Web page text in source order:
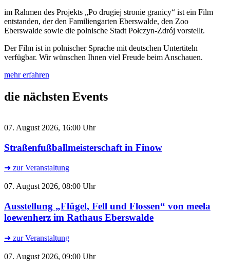
im Rahmen des Projekts „Po drugiej stronie granicy“ ist ein Film
entstanden, der den Familiengarten Eberswalde, den Zoo
Eberswalde sowie die polnische Stadt Połczyn-Zdrój vorstellt.
Der Film ist in polnischer Sprache mit deutschen Untertiteln
verfügbar. Wir wünschen Ihnen viel Freude beim Anschauen.
mehr erfahren
die nächsten Events
07. August 2026, 16:00 Uhr
Straßenfußballmeisterschaft in Finow
➜ zur Veranstaltung
07. August 2026, 08:00 Uhr
Ausstellung „Flügel, Fell und Flossen“ von meela
loewenherz im Rathaus Eberswalde
➜ zur Veranstaltung
07. August 2026, 09:00 Uhr